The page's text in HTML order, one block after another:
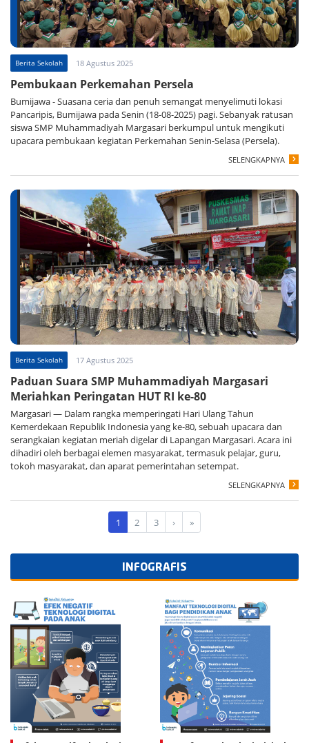
Berita Sekolah 18 Agustus 2025
Pembukaan Perkemahan Persela
Bumijawa - Suasana ceria dan penuh semangat menyelimuti lokasi
Pancaripis, Bumijawa pada Senin (18-08-2025) pagi. Sebanyak ratusan
siswa SMP Muhammadiyah Margasari berkumpul untuk mengikuti
upacara pembukaan kegiatan Perkemahan Senin-Selasa (Persela).
SELENGKAPNYA
Berita Sekolah 17 Agustus 2025
Paduan Suara SMP Muhammadiyah Margasari
Meriahkan Peringatan HUT RI ke-80
Margasari — Dalam rangka memperingati Hari Ulang Tahun
Kemerdekaan Republik Indonesia yang ke-80, sebuah upacara dan
serangkaian kegiatan meriah digelar di Lapangan Margasari. Acara ini
dihadiri oleh berbagai elemen masyarakat, termasuk pelajar, guru,
tokoh masyarakat, dan aparat pemerintahan setempat.
SELENGKAPNYA
1 2 3 › »
INFOGRAFIS